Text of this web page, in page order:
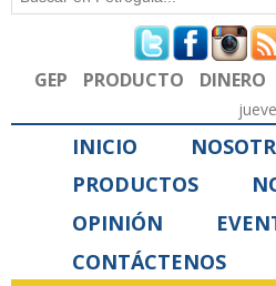
Formulario de
GEP PRODUCTO DINERO
INICIO
PRODUCTOS
OPINIÓN
CONTÁCTENOS